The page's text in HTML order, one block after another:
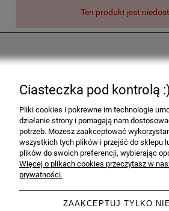
Ten produkt jest
Moje konto
Informacje
O nas
Ciasteczka pod kontrolą :)
Pliki cookies i pokrewne im technologie
działanie strony i pomagają nam
potrzeb. Możesz zaakceptować
wszystkich tych plików i przejść do sklepu
plików do swoich preferencji, wybierając
Więcej o plikach cookies przeczytasz w
prywatności.
ZAAKCEPTUJ TYLKO